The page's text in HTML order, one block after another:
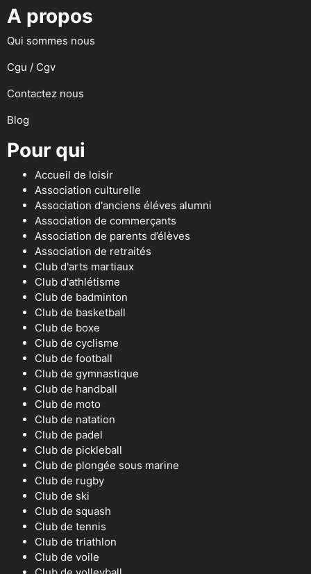
A propos
Qui sommes nous
Cgu / Cgv
Contactez nous
Blog
Pour qui
Accueil de loisir
Association culturelle
Association d'anciens éléves alumni
Association de commerçants
Association de parents d’élèves
Association de retraités
Club d'arts martiaux
Club d'athlétisme
Club de badminton
Club de basketball
Club de boxe
Club de cyclisme
Club de football
Club de gymnastique
Club de handball
Club de moto
Club de natation
Club de padel
Club de pickleball
Club de plongée sous marine
Club de rugby
Club de ski
Club de squash
Club de tennis
Club de triathlon
Club de voile